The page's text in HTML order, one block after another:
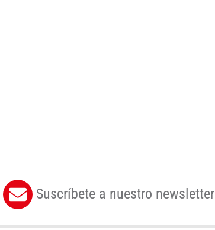
Suscríbete a nuestro newsletter